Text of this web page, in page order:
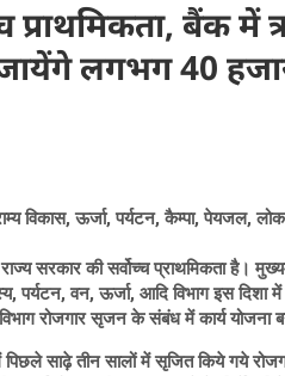
प्राथमिकता, बैंक में
लगभग 40 हजार
ऊर्जा, पर्यटन, कैम्पा, पेयजल, लोक
सरकार की सर्वोच्च प्राथमिकता है।
पर्यटन, वन, ऊर्जा, आदि विभाग इस दिशा
रोजगार सृजन के संबंध में कार्य योजना
साढ़े तीन सालों में सृजित किये गये